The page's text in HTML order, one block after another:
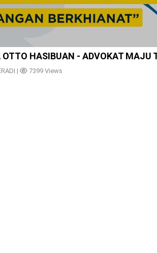
Video
OTTO HASIBUAN - ADVOKAT MAJU
| 7399 Views